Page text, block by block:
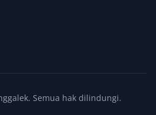
Semua hak dilindungi.